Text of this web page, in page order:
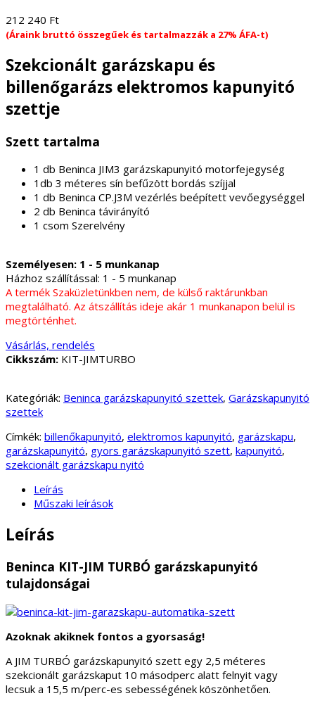
212 240 Ft
(Áraink bruttó összegűek és tartalmazzák a 27% ÁFA-t)
Szekcionált garázskapu és
billenőgarázs elektromos kapunyitó
szettje
Szett tartalma
1 db Beninca JIM3 garázskapunyitó motorfejegység
1db 3 méteres sín befűzött bordás szíjjal
1 db Beninca CP.J3M vezérlés beépített vevőegységgel
2 db Beninca távirányító
1 csom Szerelvény
Személyesen: 1 - 5 munkanap
Házhoz szállítással: 1 - 5 munkanap
A termék Szaküzletünkben nem, de külső raktárunkban
megtalálható. Az átszállítás ideje akár 1 munkanapon belül is
megtörténhet.
Vásárlás, rendelés
Cikkszám: KIT-JIMTURBO
Kategóriák: Beninca garázskapunyitó szettek, Garázskapunyitó
szettek
Címkék: billenőkapunyitó, elektromos kapunyitó, garázskapu,
garázskapunyitó, gyors garázskapunyitó szett, kapunyitó,
szekcionált garázskapu nyitó
Leírás
Műszaki leírások
Leírás
Beninca KIT-JIM TURBÓ garázskapunyitó
tulajdonságai
Azoknak akiknek fontos a gyorsaság!
A JIM TURBÓ garázskapunyitó szett egy 2,5 méteres
szekcionált garázskaput 10 másodperc alatt felnyit vagy
lecsuk a 15,5 m/perc-es sebességének köszönhetően.